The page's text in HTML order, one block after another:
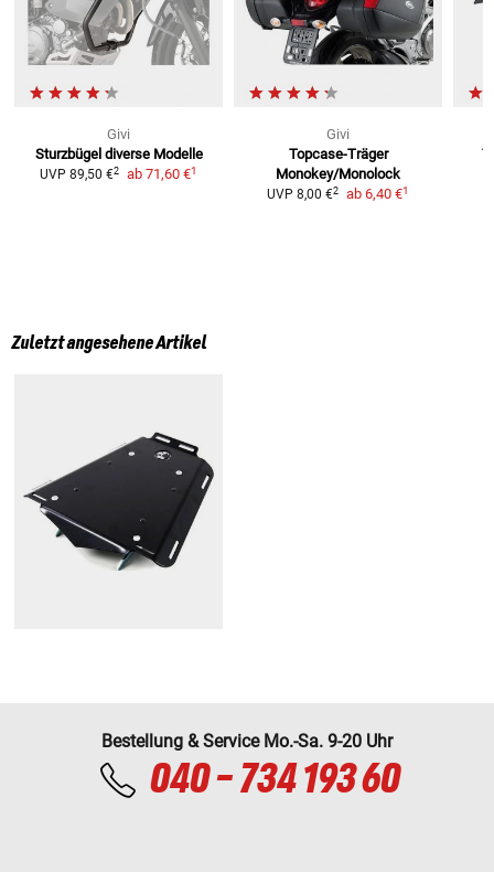
Givi
Sturzbügel diverse Modelle
UVP 89,50 €2 ab 71,60 €1
Givi
Topcase-Träger
Monokey/Monolock
UVP 8,00 €2 ab 6,40 €1
Zuletzt angesehene Artikel
Bestellung & Service Mo.-Sa. 9-20 Uhr
040 - 734 193 60